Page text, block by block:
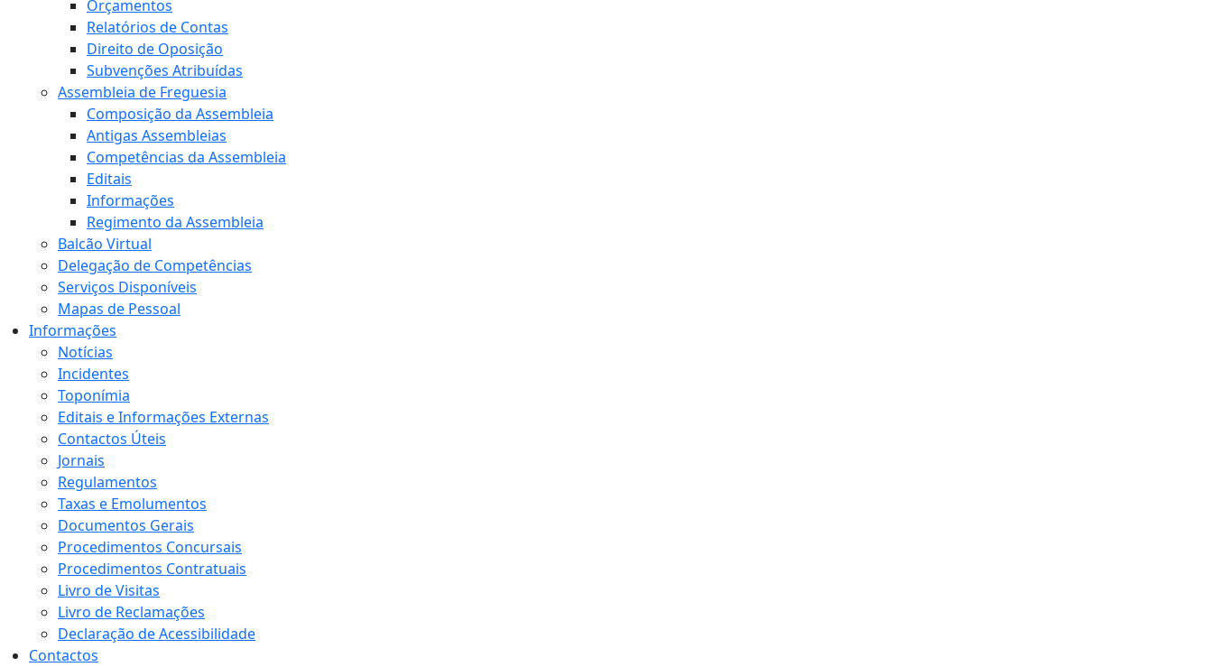
Orçamentos
Relatórios de Contas
Direito de Oposição
Subvenções Atribuídas
Assembleia de Freguesia
Composição da Assembleia
Antigas Assembleias
Competências da Assembleia
Editais
Informações
Regimento da Assembleia
Balcão Virtual
Delegação de Competências
Serviços Disponíveis
Mapas de Pessoal
Informações
Notícias
Incidentes
Toponímia
Editais e Informações Externas
Contactos Úteis
Jornais
Regulamentos
Taxas e Emolumentos
Documentos Gerais
Procedimentos Concursais
Procedimentos Contratuais
Livro de Visitas
Livro de Reclamações
Declaração de Acessibilidade
Contactos